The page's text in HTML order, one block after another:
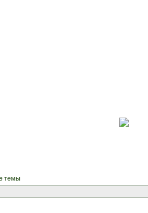
темы